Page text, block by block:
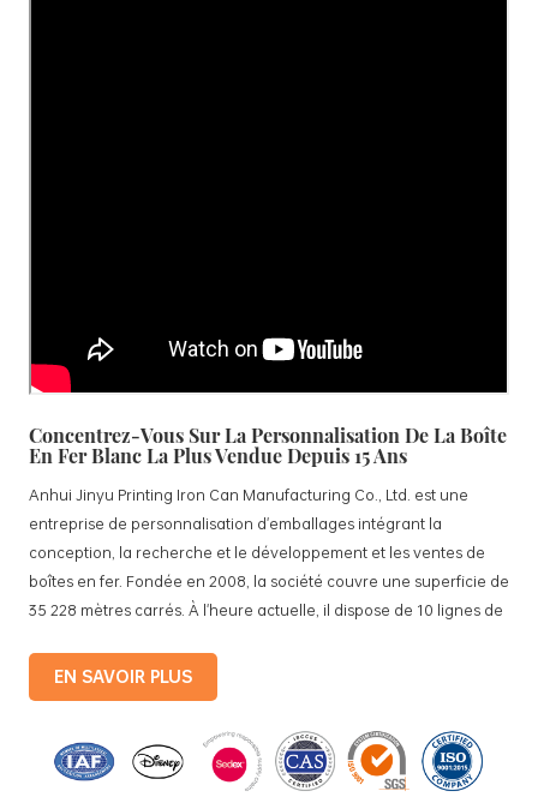
Concentrez-Vous Sur La Personnalisation De La Boîte
En Fer Blanc La Plus Vendue Depuis 15 Ans
Anhui Jinyu Printing Iron Can Manufacturing Co., Ltd. est une
entreprise de personnalisation d'emballages intégrant la
conception, la recherche et le développement et les ventes de
boîtes en fer. Fondée en 2008, la société couvre une superficie de
35 228 mètres carrés. À l'heure actuelle, il dispose de 10 lignes de
entièrement automatisées, avec une production mensuelle de 3,5
millions de boîtes en fer. Les produits de la société comprennent :
le thé, des boîtes en fer blanc pour cosmétiques, des boîtes en fer
blanc pour cadeaux promotionnels et des plateaux en fer blanc,
EN SAVOIR PLUS